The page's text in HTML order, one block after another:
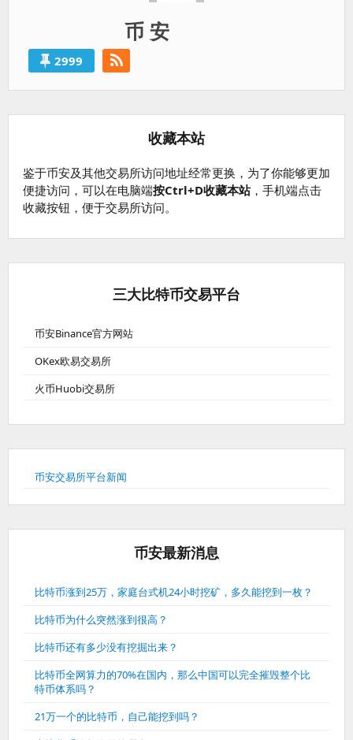
币 安
2999
收藏本站
鉴于币安及其他交易所访问地址经常更换，为了你能够更加
便捷访问，可以在电脑端按Ctrl+D收藏本站，手机端点击
收藏按钮，便于交易所访问。
三大比特币交易平台
币安Binance官方网站
OKex欧易交易所
火币Huobi交易所
币安交易所平台新闻
币安最新消息
比特币涨到25万，家庭台式机24小时挖矿，多久能挖到一枚？
比特币为什么突然涨到很高？
比特币还有多少没有挖掘出来？
比特币全网算力的70%在国内，那么中国可以完全摧毁整个比
特币体系吗？
21万一个的比特币，自己能挖到吗？